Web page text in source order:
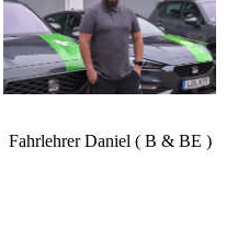
Fahrlehrer Daniel ( B & BE )